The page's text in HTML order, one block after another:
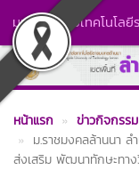
มหาวิทยาลัยเทคโนโล
หน้าแรก
ข่าวกิจกรรม
ม.ราชมงคลล้านนา ล
ส่งเสริม พัฒนาทักษะทา